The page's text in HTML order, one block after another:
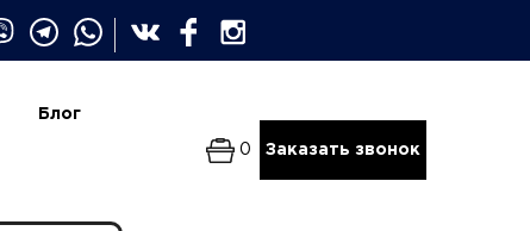
Блог
0 Заказать звонок